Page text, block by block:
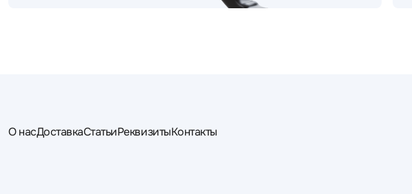
О насДоставкаСтатьиРеквизитыКонтакты